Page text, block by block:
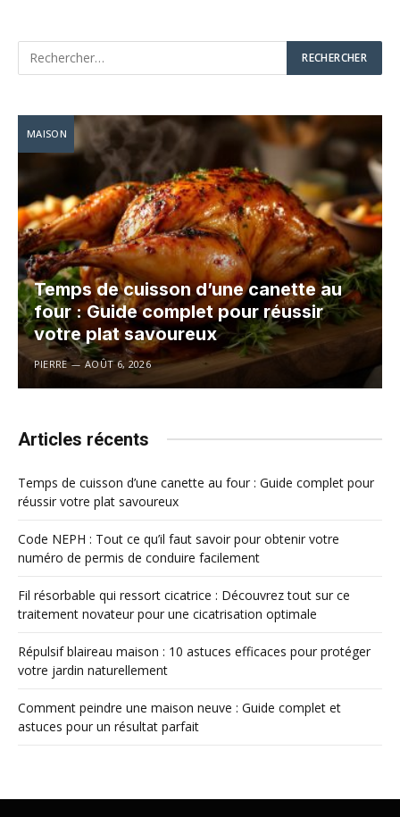
MAISON
Temps de cuisson d’une canette au
four : Guide complet pour réussir
votre plat savoureux
PIERRE AOÛT 6, 2026
Articles récents
Temps de cuisson d’une canette au four : Guide complet pour
réussir votre plat savoureux
Code NEPH : Tout ce qu’il faut savoir pour obtenir votre
numéro de permis de conduire facilement
Fil résorbable qui ressort cicatrice : Découvrez tout sur ce
traitement novateur pour une cicatrisation optimale
Répulsif blaireau maison : 10 astuces efficaces pour protéger
votre jardin naturellement
Comment peindre une maison neuve : Guide complet et
astuces pour un résultat parfait